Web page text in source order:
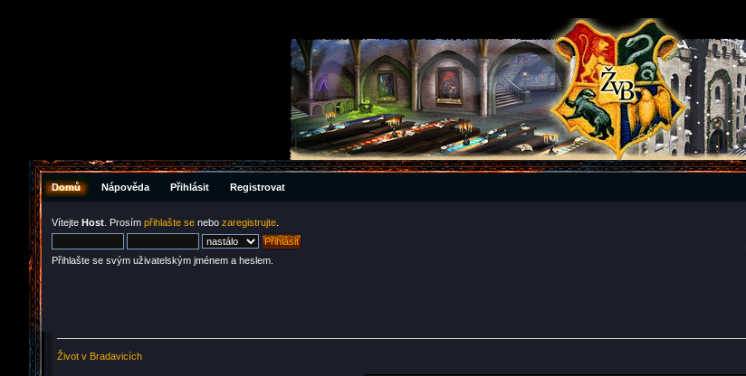
Domů Nápověda Přihlásit Registrovat
Vítejte Host . Prosím přihlašte se nebo zaregistrujte
Přihlašte se svým uživatelským jménem a heslem.
Život v Bradavicích